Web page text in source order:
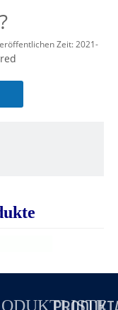
Zeit: 2021-